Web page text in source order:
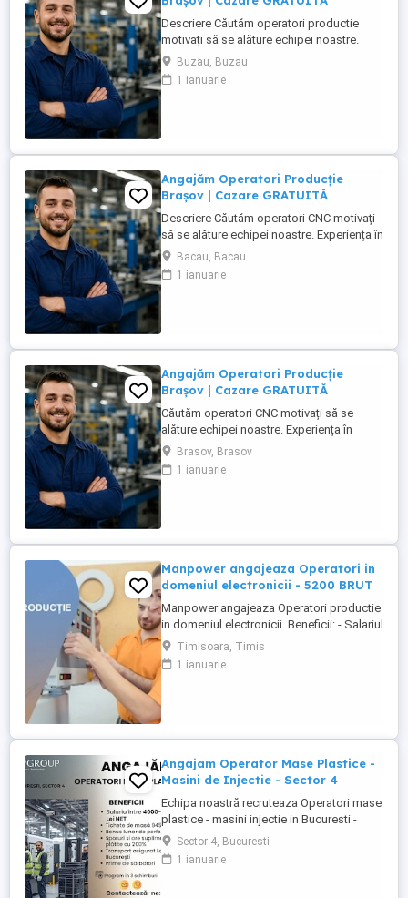
Descriere Căutăm operatori productie
motivați să se alăture echipei noastre.
Experiența în domeniu reprezintă un
avantaj. Oferim: Pachet salarial intre 4000-
6000 Ron Cazare GRATUITĂ în
Buzau, Buzau
1 ianuarie
Angajăm Operatori Producție
Brașov | Cazare GRATUITĂ
Descriere Căutăm operatori CNC motivați
să se alăture echipei noastre. Experiența în
domeniu reprezintă un avantaj. Oferim:
Cazare GRATUITĂ în apartamente complet
utilate; Pachet salarial atractiv; Transport
Bacau, Bacau
1 ianuarie
Angajăm Operatori Producție
Brașov | Cazare GRATUITĂ
Căutăm operatori CNC motivați să se
alăture echipei noastre. Experiența în
domeniu reprezintă un avantaj. Oferim:
Cazare GRATUITĂ în apartamente complet
utilate; Pachet salarial atractiv; Transport
Brasov, Brasov
1 ianuarie
Manpower angajeaza Operatori in
domeniul electronicii - 5200 BRUT
Manpower angajeaza Operatori productie
in domeniul electronicii. Beneficii: - Salariul
- 5200 (in functie de experienta in
domeniul electronicii); - Tichete de masa
de 35 de lei zi lucratoare; - Mediu de lucru
Timisoara, Timis
1 ianuarie
Angajam Operator Mase Plastice -
Masini de Injectie - Sector 4
Echipa noastră recruteaza Operatori mase
plastice - masini injectie in Bucuresti -
sector 4! Doresti să lucrezi intr-un mediu
profesionist in industria maselor plastice?
Esti persoana potrivita pentru noi!
Sector 4, Bucuresti
1 ianuarie